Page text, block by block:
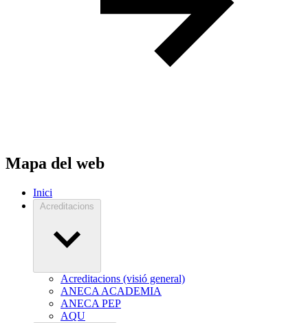
Mapa del web
Inici
Acreditacions
Acreditacions (visió general)
ANECA ACADEMIA
ANECA PEP
AQU